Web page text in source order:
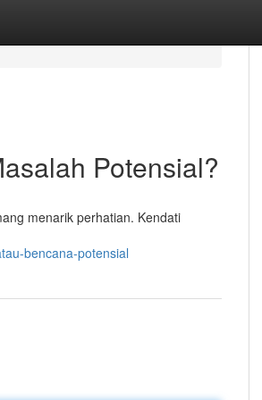
Potensial?
menarik perhatian. Kendati
bencana-potensial